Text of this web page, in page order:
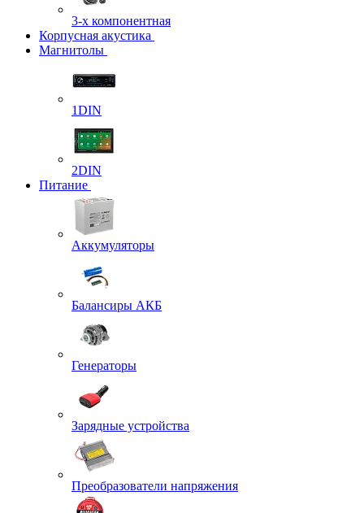
3-х компонентная
Корпусная акустика
Магнитолы
1DIN
2DIN
Питание
Аккумуляторы
Балансиры АКБ
Генераторы
Зарядные устройства
Преобразователи напряжения